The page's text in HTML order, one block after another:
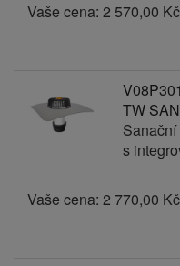
Vaše cena: 2 570,00 Kč
TW
s
Vaše cena: 2 770,00 Kč